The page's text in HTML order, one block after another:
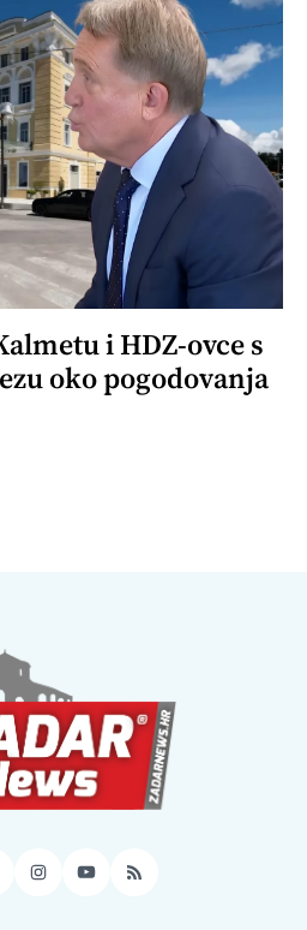
i HDZ-ovce s
oko pogodovanja
Instagram
YouTube
RSS